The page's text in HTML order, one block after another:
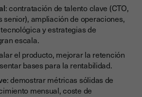
: contratación de talento clave (CTO,
senior), ampliación de operaciones,
y estrategias de
escala.
el producto, mejorar la retención
bases para la rentabilidad.
: demostrar métricas sólidas de
mensual, coste de